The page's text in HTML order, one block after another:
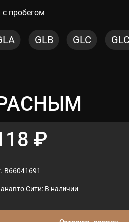
пробегом
GLC COUPE GLE
₽
B66041691
Сити: В наличии